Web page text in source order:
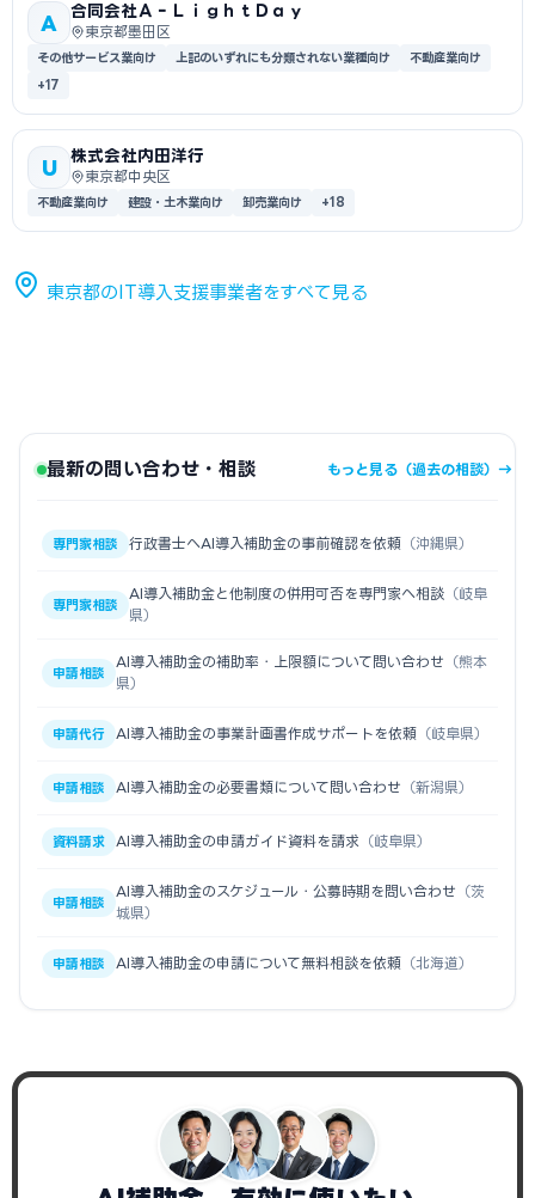
A
合同会社Ａ‐ＬｉｇｈｔＤａｙ
東京都墨田区
その他サービス業向け 上記のいずれにも分類されない業種向け
不動産業向け
+17
U
株式会社内田洋行
東京都中央区
不動産業向け 建設・土木業向け 卸売業向け +18
東京都のIT導入支援事業者をすべて見る
最新の問い合わせ・相談 もっと見る（過去の相談）→
専門家相談 行政書士へAI導入補助金の事前確認を依頼 （沖縄県）
専門家相談
AI導入補助金と他制度の併用可否を専門家へ相談 （岐阜
県）
申請相談
AI導入補助金の補助率・上限額について問い合わせ （熊本
県）
申請代行 AI導入補助金の事業計画書作成サポートを依頼 （岐阜県）
申請相談 AI導入補助金の必要書類について問い合わせ （新潟県）
資料請求 AI導入補助金の申請ガイド資料を請求 （岐阜県）
申請相談
AI導入補助金のスケジュール・公募時期を問い合わせ （茨
城県）
申請相談 AI導入補助金の申請について無料相談を依頼 （北海道）